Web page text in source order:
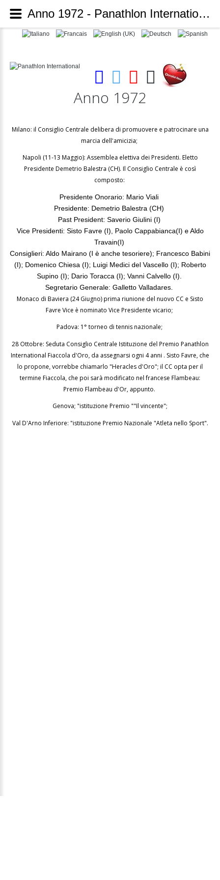
Anno 1972
Milano: il Consiglio Centrale delibera di promuovere e patrocinare una
marcia dell'amicizia;
Napoli (11-13 Maggio): Assemblea elettiva dei Presidenti. Eletto
Presidente Demetrio Balestra (CH). Il Consiglio Centrale è così
composto:
Presidente Onorario: Mario Viali
Presidente: Demetrio Balestra (CH)
Past President: Saverio Giulini (I)
Vice Presidenti: Sisto Favre (I), Paolo Cappabianca(I) e Aldo
Travain(I)
Consiglieri: Aldo Mairano (I è anche tesoriere); Francesco Babini
(I); Domenico Chiesa (I); Luigi Medici del Vascello (I); Roberto
Supino (I); Dario Toracca (I); Vanni Calvello (I).
Segretario Generale: Galletto Valladares.
Monaco di Baviera (24 Giugno) prima riunione del nuovo CC e Sisto
Favre Vice è nominato Vice Presidente vicario;
Padova: 1° torneo di tennis nazionale;
28 Ottobre: Seduta Consiglio Centrale Istituzione del Premio Panathlon
International Fiaccola d'Oro, da assegnarsi ogni 4 anni . Sisto Favre, che
lo propone, vorrebbe chiamarlo "Heracles d'Oro"; il CC opta per il
termine Fiaccola, che poi sarà modificato nel francese Flambeau:
Premio Flambeau d'Or, appunto.
Genova; "istituzione Premio ""Il vincente";
Val D'Arno Inferiore: "istituzione Premio Nazionale "Atleta nello Sport".
Anno 1972 - Panathlon International